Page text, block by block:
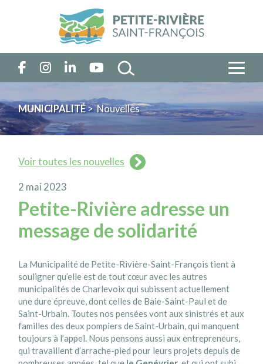
MUNICIPALITÉ> Nouvelles
Voir toutes les nouvelles
2 mai 2023
Petite-Rivière adresse un
message de solidarité
La Municipalité de Petite-Rivière-Saint-François tient à
souligner qu’elle est de tout cœur avec les autres
municipalités de Charlevoix qui subissent actuellement
une dure épreuve, dont celles de Baie-Saint-Paul et de
Saint-Urbain. Toutes nos pensées vont aux sinistrés et aux
familles des deux pompiers de Saint-Urbain, qui manquent
toujours à l’appel. Nous pensons aussi aux entrepreneurs,
qui travaillent d’arrache-pied pour leurs projets depuis de